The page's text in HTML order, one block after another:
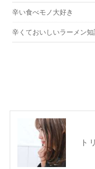
辛い食べモノ大好き
辛くておいしいラーメン知
ト